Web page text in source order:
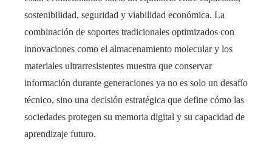
sostenibilidad, seguridad y viabilidad económica. La
combinación de soportes tradicionales optimizados con
innovaciones como el almacenamiento molecular y los
materiales ultrarresistentes muestra que conservar
información durante generaciones ya no es solo un desafío
técnico, sino una decisión estratégica que define cómo las
sociedades protegen su memoria digital y su capacidad de
aprendizaje futuro.